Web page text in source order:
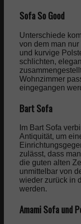
Sofa So Good
Unterschiede
von dem man
und kurvige
schlichten,
Wohnzimmer
eingegangen
Bart Sofa
Im Bart Sofa
Antiquität, um
zulässt, dass
die guten alten
unmittelbar von
wieder zurück in
werden.
Amami Sofa und